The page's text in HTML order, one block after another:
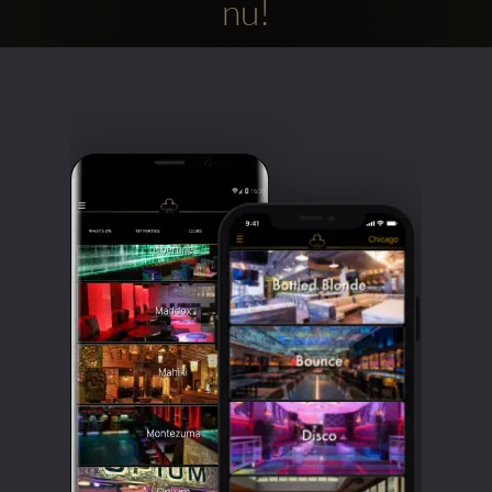
Clubbable
sociala
konton
nu!